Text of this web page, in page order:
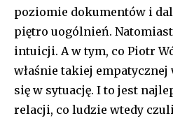
poziomie dokumentów i
piętro uogólnień.
intuicji. A w tym, co Piotr
właśnie takiej
się w sytuację. I to jest
relacji, co ludzie wtedy